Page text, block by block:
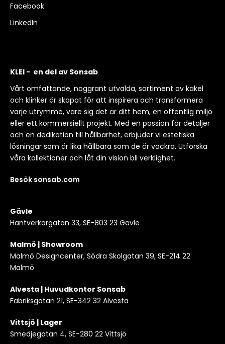
Facebook
LinkedIn
KLEI - en del av Sonsab
Vårt omfattande, noggrant utvalda, sortiment av kakel
och klinker är skapat för att inspirera och transformera
varje utrymme, vare sig det är ditt hem, en offentlig miljö
eller ett kommersiellt projekt. Med en passion för detaljer
och en dedikation till hållbarhet, erbjuder vi estetiska
lösningar som är lika hållbara som de är vackra. Utforska
våra kollektioner och låt din vision bli verklighet.
Besök sonsab.com
Gävle
Hantverkargatan 33, SE-803 23 Gävle
Malmö | Showroom
Malmö Designcenter, Södra Skolgatan 39, SE-214 22
Malmö
Alvesta | Huvudkontor Sonsab
Fabriksgatan 21, SE-342 32 Alvesta
Vittsjö | Lager
Smedjegatan 4, SE-280 22 Vittsjö